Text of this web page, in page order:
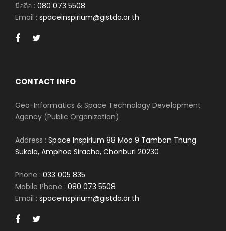
มือถือ : 080 073 5508
Email : spaceinspirium@gistda.or.th
CONTACT INFO
Geo-Informatics & Space Technology Development
Agency (Public Organization)
Address : Space Inspirium 88 Moo 9 Tambon Thung
Sukala, Amphoe Siracha, Chonburi 20230
Phone : 033 005 835
Mobile Phone : 080 073 5508
Email : spaceinspirium@gistda.or.th